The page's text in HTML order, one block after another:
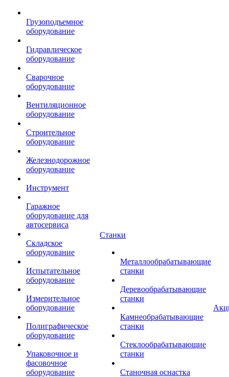
Грузоподъемное
оборудование
Гидравлическое
оборудование
Сварочное
оборудование
Вентиляционное
оборудование
Строительное
оборудование
Железнодорожное
оборудование
Инструмент
Гаражное
оборудование для
автосервиса
Складское
оборудование
Испытательное
оборудование
Измерительное
оборудование
Полиграфическое
оборудование
Упаковочное и
фасовочное
оборудование
Станки
Металлообрабатывающие
станки
Деревообрабатывающие
станки
Камнеобрабатывающие
станки
Стеклообрабатывающие
станки
Станочная оснастка